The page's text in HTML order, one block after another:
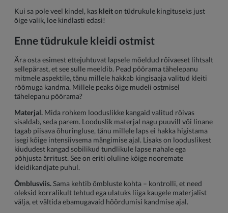
Kui sa pole veel kindel, kas kleiton tüdrukule kingituseks just
õige valik, loe kindlasti edasi!
Enne tüdrukule kleidi ostmist
Ära osta esimest ettejuhtuvat lapsele mõeldud rõivaeset lihtsalt
sellepärast, et see sulle meeldib. Pead pöörama tähelepanu
mitmele aspektile, tänu millele hakkab kingisaaja valitud kleiti
rõõmuga kandma. Millele peaks õige mudeli ostmisel
tähelepanu pöörama?
Materjal. Mida rohkem looduslikke kangaid valitud rõivas
sisaldab, seda parem. Looduslik materjal nagu puuvill või linane
tagab piisava õhuringluse, tänu millele laps ei hakka higistama
isegi kõige intensiivsema mängimise ajal. Lisaks on looduslikest
kiududest kangad sobilikud tundlikule lapse nahale ega
põhjusta ärritust. See on eriti oluline kõige nooremate
kleidikandjate puhul.
Õmblusviis.Sama kehtib õmbluste kohta – kontrolli, et need
oleksid korralikult tehtud ega ulatuks liiga kaugele materjalist
välja, et vältida ebamugavaid hõõrdumisi kandmise ajal.